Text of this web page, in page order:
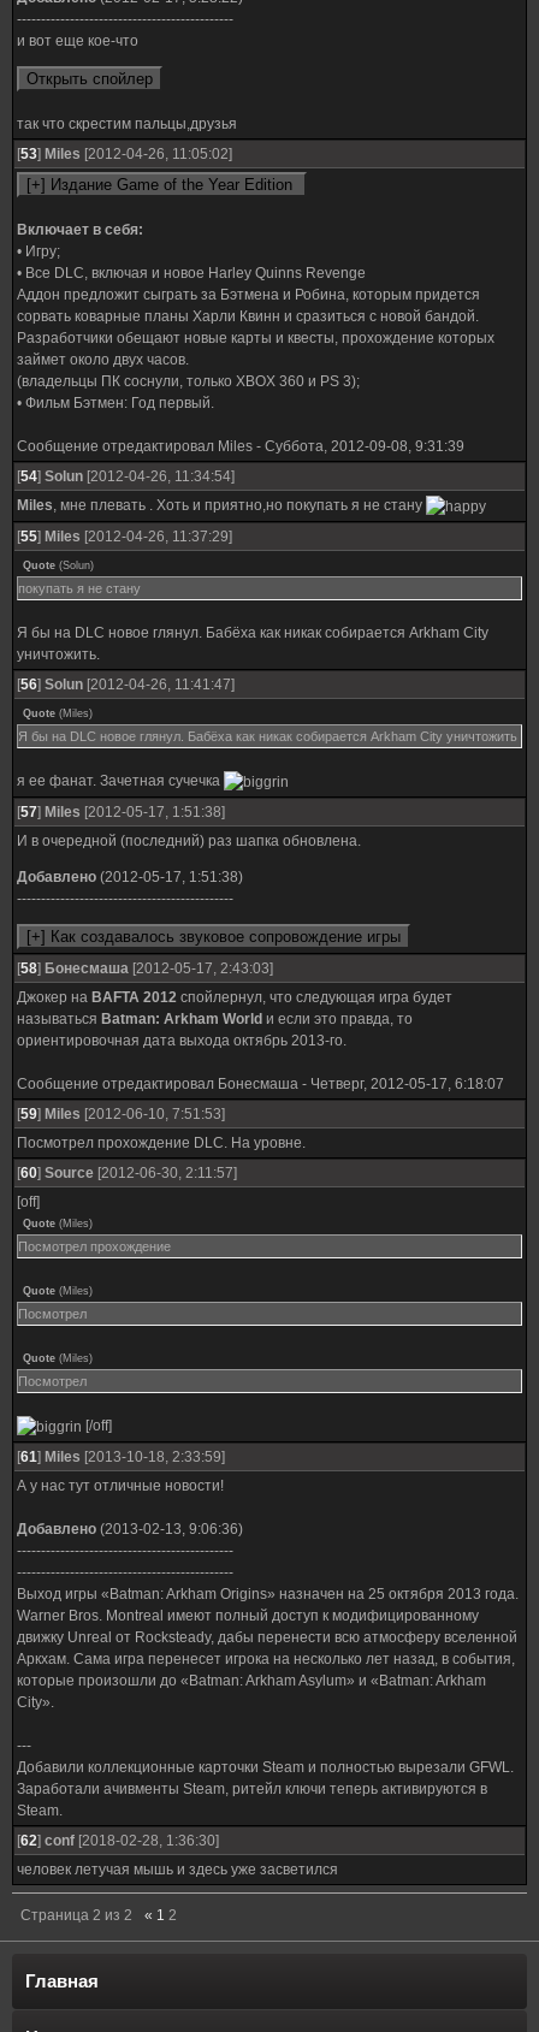
---------------------------------------------
и вот еще кое-что
так что скрестим пальцы,друзья
[53] Miles [2012-04-26, 11:05:02]
Включает в себя:
• Игру;
• Все DLC, включая и новое Harley Quinns Revenge
Аддон предложит сыграть за Бэтмена и Робина, которым придется
сорвать коварные планы Харли Квинн и сразиться с новой бандой.
Разработчики обещают новые карты и квесты, прохождение которых
займет около двух часов.
(владельцы ПК соснули, только XBOX 360 и PS 3);
• Фильм Бэтмен: Год первый.
Сообщение отредактировал Miles - Суббота, 2012-09-08, 9:31:39
[54] Solun [2012-04-26, 11:34:54]
Miles, мне плевать . Хоть и приятно,но покупать я не стану
[55] Miles [2012-04-26, 11:37:29]
Quote (Solun)
покупать я не стану
Я бы на DLC новое глянул. Бабёха как никак собирается Arkham City
уничтожить.
[56] Solun [2012-04-26, 11:41:47]
Quote (Miles)
Я бы на DLC новое глянул. Бабёха как никак собирается Arkham City уничтожить
я ее фанат. Зачетная сучечка
[57] Miles [2012-05-17, 1:51:38]
И в очередной (последний) раз шапка обновлена.
Добавлено (2012-05-17, 1:51:38)
---------------------------------------------
[58] Бонесмаша [2012-05-17, 2:43:03]
Джокер на BAFTA 2012 спойлернул, что следующая игра будет
называться Batman: Arkham World и если это правда, то
ориентировочная дата выхода октябрь 2013-го.
Сообщение отредактировал Бонесмаша - Четверг, 2012-05-17, 6:18:07
[59] Miles [2012-06-10, 7:51:53]
Посмотрел прохождение DLC. На уровне.
[60] Source [2012-06-30, 2:11:57]
[off]
Quote (Miles)
Посмотрел прохождение
Quote (Miles)
Посмотрел
Quote (Miles)
Посмотрел
[/off]
[61] Miles [2013-10-18, 2:33:59]
А у нас тут отличные новости!
Добавлено (2013-02-13, 9:06:36)
---------------------------------------------
---------------------------------------------
Выход игры «Batman: Arkham Origins» назначен на 25 октября 2013 года.
Warner Bros. Montreal имеют полный доступ к модифицированному
движку Unreal от Rocksteady, дабы перенести всю атмосферу вселенной
Аркхам. Сама игра перенесет игрока на несколько лет назад, в события,
которые произошли до «Batman: Arkham Asylum» и «Batman: Arkham
City».
---
Добавили коллекционные карточки Steam и полностью вырезали GFWL.
Заработали ачивменты Steam, ритейл ключи теперь активируются в
Steam.
[62] conf [2018-02-28, 1:36:30]
человек летучая мышь и здесь уже засветился
Страница 2 из 2 « 1 2
Главная